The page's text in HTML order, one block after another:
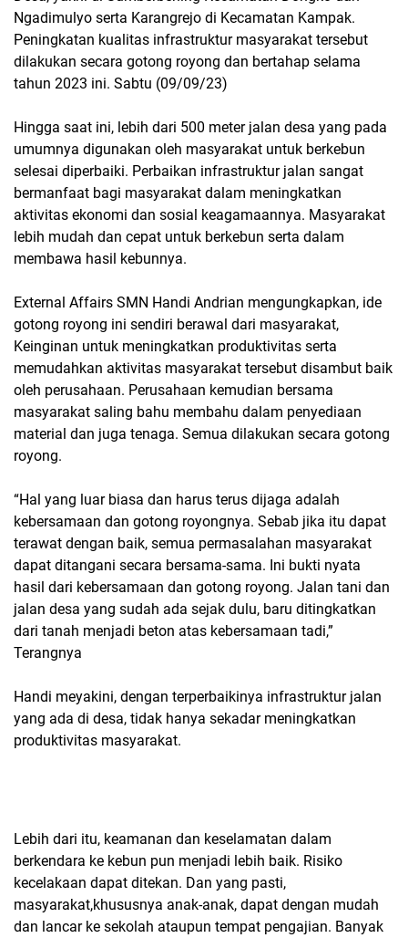
Ngadimulyo serta Karangrejo di Kecamatan Kampak.
Peningkatan kualitas infrastruktur masyarakat tersebut
dilakukan secara gotong royong dan bertahap selama
tahun 2023 ini. Sabtu (09/09/23)
Hingga saat ini, lebih dari 500 meter jalan desa yang pada
umumnya digunakan oleh masyarakat untuk berkebun
selesai diperbaiki. Perbaikan infrastruktur jalan sangat
bermanfaat bagi masyarakat dalam meningkatkan
aktivitas ekonomi dan sosial keagamaannya. Masyarakat
lebih mudah dan cepat untuk berkebun serta dalam
membawa hasil kebunnya.
External Affairs SMN Handi Andrian mengungkapkan, ide
gotong royong ini sendiri berawal dari masyarakat,
Keinginan untuk meningkatkan produktivitas serta
memudahkan aktivitas masyarakat tersebut disambut baik
oleh perusahaan. Perusahaan kemudian bersama
masyarakat saling bahu membahu dalam penyediaan
material dan juga tenaga. Semua dilakukan secara gotong
royong.
“Hal yang luar biasa dan harus terus dijaga adalah
kebersamaan dan gotong royongnya. Sebab jika itu dapat
terawat dengan baik, semua permasalahan masyarakat
dapat ditangani secara bersama-sama. Ini bukti nyata
hasil dari kebersamaan dan gotong royong. Jalan tani dan
jalan desa yang sudah ada sejak dulu, baru ditingkatkan
dari tanah menjadi beton atas kebersamaan tadi,”
Terangnya
Handi meyakini, dengan terperbaikinya infrastruktur jalan
yang ada di desa, tidak hanya sekadar meningkatkan
produktivitas masyarakat.
Lebih dari itu, keamanan dan keselamatan dalam
berkendara ke kebun pun menjadi lebih baik. Risiko
kecelakaan dapat ditekan. Dan yang pasti,
masyarakat,khususnya anak-anak, dapat dengan mudah
dan lancar ke sekolah ataupun tempat pengajian. Banyak